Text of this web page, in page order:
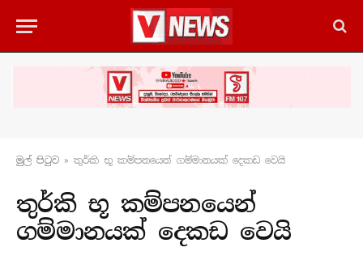
මුල් පිටු​ව » තුර්කි භූ කම්පනයෙන් ගම්මානයක් දෙකඩ වෙයි
තුර්කි භූ කම්පනයෙන්
ගම්මානයක් දෙකඩ වෙයි